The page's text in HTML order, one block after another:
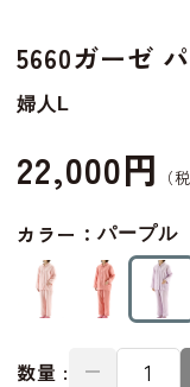
5660ガーゼ
婦人L
22,000円
カラー：パープル
数量 :